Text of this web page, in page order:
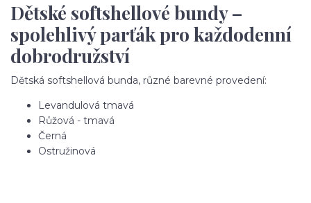
Dětské softshellové bundy –
spolehlivý parťák pro každodenní
dobrodružství
Dětská softshellová bunda, různé barevné provedení:
Levandulová tmavá
Růžová - tmavá
Černá
Ostružinová